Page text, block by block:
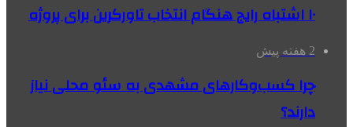
۱۰ اشتباه رایج هنگام انتخاب تاورکرین برای پروژه
2 هفته پیش
چرا کسب‌وکارهای مشهدی به سئو محلی نیاز
دارند؟